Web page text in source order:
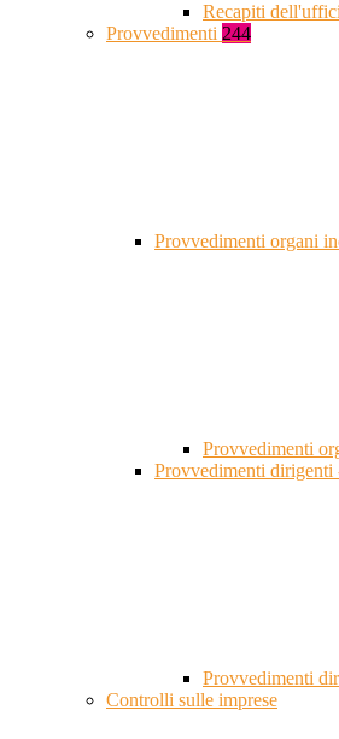
Recapiti
Provvedimenti 244
Provvedimenti organi
Provvedimenti
Provvedimenti dirigenti
Provvedimenti
Controlli sulle imprese